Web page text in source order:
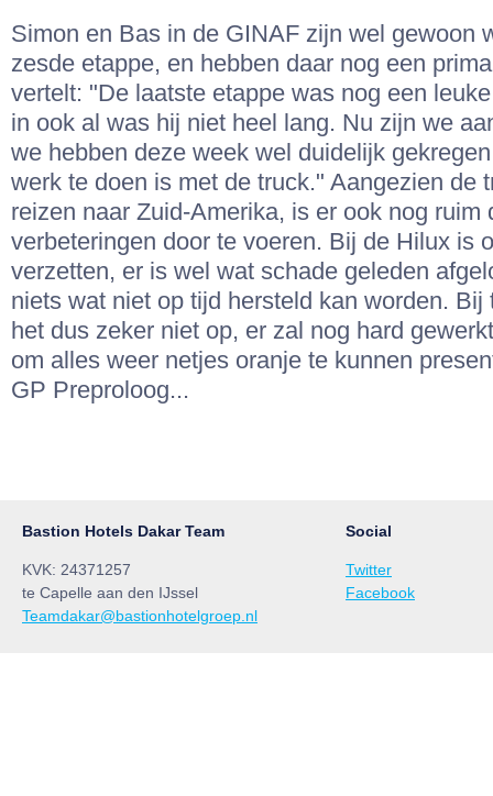
Simon en Bas in de GINAF zijn wel gewoon
zesde etappe, en hebben daar nog een
vertelt: "De laatste etappe was nog een
in ook al was hij niet heel lang. Nu zijn we
we hebben deze week wel duidelijk
werk te doen is met de truck." Aangezien de
reizen naar Zuid-Amerika, is er ook nog ruim
verbeteringen door te voeren. Bij de Hilux is
verzetten, er is wel wat schade geleden
niets wat niet op tijd hersteld kan worden. Bij
het dus zeker niet op, er zal nog hard
om alles weer netjes oranje te kunnen
GP Preproloog...
Bastion Hotels Dakar Team
KVK: 24371257
te Capelle aan den IJssel
Teamdakar@bastionhotelgroep.nl
Social
Twitter
Facebook